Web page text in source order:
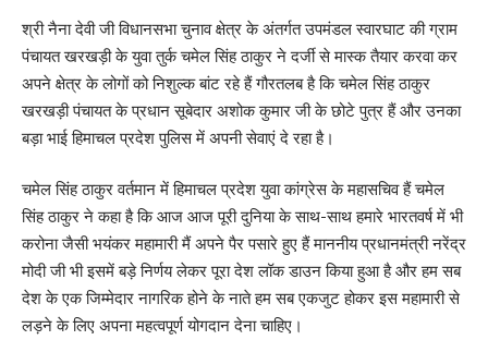
श्री नैना देवी जी विधानसभा चुनाव क्षेत्र के अंतर्गत उपमंडल स्वारघाट की ग्राम
पंचायत खरखड़ी के युवा तुर्क चमेल सिंह ठाकुर ने दर्जी से मास्क तैयार करवा कर
अपने क्षेत्र के लोगों को निशुल्क बांट रहे हैं गौरतलब है कि चमेल सिंह ठाकुर
खरखड़ी पंचायत के प्रधान सूबेदार अशोक कुमार जी के छोटे पुत्र हैं और उनका
बड़ा भाई हिमाचल प्रदेश पुलिस में अपनी सेवाएं दे रहा है।
चमेल सिंह ठाकुर वर्तमान में हिमाचल प्रदेश युवा कांग्रेस के महासचिव हैं चमेल
सिंह ठाकुर ने कहा है कि आज आज पूरी दुनिया के साथ-साथ हमारे भारतवर्ष में भी
करोना जैसी भयंकर महामारी मैं अपने पैर पसारे हुए हैं माननीय प्रधानमंत्री नरेंद्र
मोदी जी भी इसमें बड़े निर्णय लेकर पूरा देश लॉक डाउन किया हुआ है और हम सब
देश के एक जिम्मेदार नागरिक होने के नाते हम सब एकजुट होकर इस महामारी से
लड़ने के लिए अपना महत्वपूर्ण योगदान देना चाहिए।